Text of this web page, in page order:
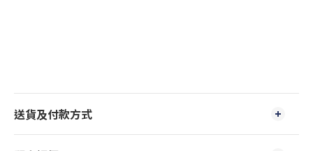
送貨及付款方式